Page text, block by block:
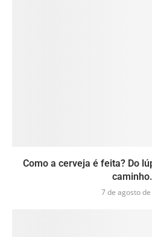
Como a cerveja é feita? Do
7 de agosto